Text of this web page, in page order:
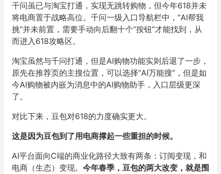
千问虽已与淘宝打通，实现无跳转购物，但今年618并未
将电商置于战略高位。千问一级入口导航栏中，“AI帮我
挑”并未前置，需要手动向后翻十个“按钮”才能找到，从
而进入618攻略区。
淘宝虽然与千问打通，但是AI购物功能实则后退了一步，
原先在推荐页的主搜位置，可以选择“AI万能搜”，但是如
今AI购物被内嵌为消息中的AI购物助手，入口层级更深
了。
对比下来，豆包对618的力度确实更大。
这是因为豆包到了用电商撑起一些重担的时候。
AI平台面向C端的商业化路径大致有两条：订阅变现，和
电商（生态）变现。 今年春季，豆包的两大改变，就是围